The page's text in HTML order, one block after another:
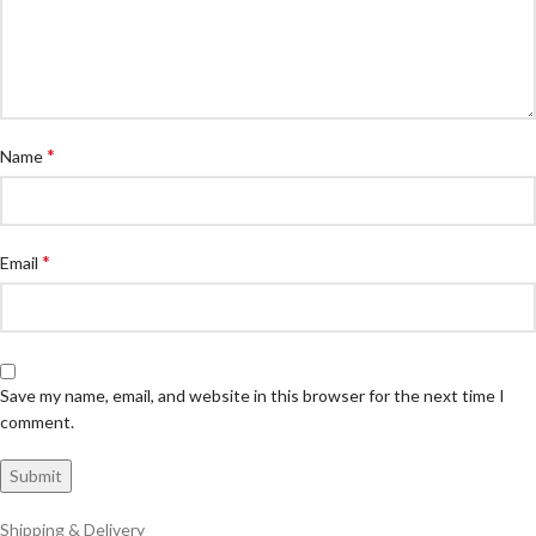
Name*
Email *
Save my name, email, and website in this browser for the next time I
comment.
Shipping & Delivery